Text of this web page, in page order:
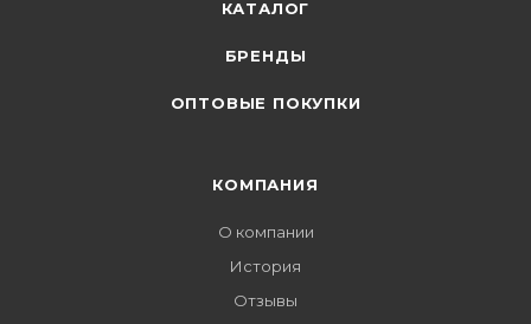
КАТАЛОГ
БРЕНДЫ
ОПТОВЫЕ ПОКУПКИ
КОМПАНИЯ
О компании
История
Отзывы